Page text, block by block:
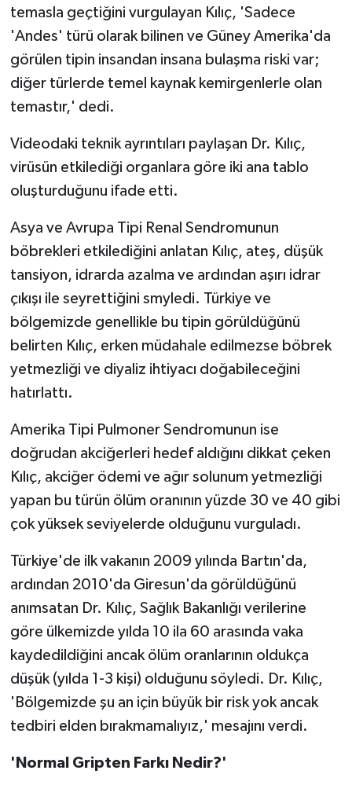
temasla geçtiğini vurgulayan Kılıç, 'Sadece
'Andes' türü olarak bilinen ve Güney Amerika'da
görülen tipin insandan insana bulaşma riski var;
diğer türlerde temel kaynak kemirgenlerle olan
temastır,' dedi.
Videodaki teknik ayrıntıları paylaşan Dr. Kılıç,
virüsün etkilediği organlara göre iki ana tablo
oluşturduğunu ifade etti.
Asya ve Avrupa Tipi Renal Sendromunun
böbrekleri etkilediğini anlatan Kılıç, ateş, düşük
tansiyon, idrarda azalma ve ardından aşırı idrar
çıkışı ile seyrettiğini smyledi. Türkiye ve
bölgemizde genellikle bu tipin görüldüğünü
belirten Kılıç, erken müdahale edilmezse böbrek
yetmezliği ve diyaliz ihtiyacı doğabileceğini
hatırlattı.
Amerika Tipi Pulmoner Sendromunun ise
doğrudan akciğerleri hedef aldığını dikkat çeken
Kılıç, akciğer ödemi ve ağır solunum yetmezliği
yapan bu türün ölüm oranının yüzde 30 ve 40 gibi
çok yüksek seviyelerde olduğunu vurguladı.
Türkiye'de ilk vakanın 2009 yılında Bartın'da,
ardından 2010'da Giresun'da görüldüğünü
anımsatan Dr. Kılıç, Sağlık Bakanlığı verilerine
göre ülkemizde yılda 10 ila 60 arasında vaka
kaydedildiğini ancak ölüm oranlarının oldukça
düşük (yılda 1-3 kişi) olduğunu söyledi. Dr. Kılıç,
'Bölgemizde şu an için büyük bir risk yok ancak
tedbiri elden bırakmamalıyız,' mesajını verdi.
'Normal Gripten Farkı Nedir?'